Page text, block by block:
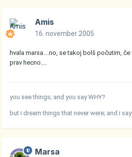
Amis
16. november 2005
hvala marsa....no, se takoj bolš počutim,
prav hecno....
you see things; and you say WHY?
but i dream things that never were; and i
Marsa